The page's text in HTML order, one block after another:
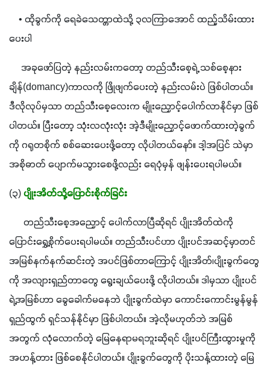
• ထိုခွက်ကို ရေခဲသေတ္တာထဲသို့ ၃လကြာအောင် ထည့်သိမ်းထား
ပေးပါ
အခုဖော်ပြတဲ့ နည်းလမ်းကတော့ တည်သီးစေ့ရဲ့ သစ်စေ့နား
ချိန်(domancy)ကာလကို ဖြိုဖျက်ပေးတဲ့ နည်းလမ်းပဲ ဖြစ်ပါတယ်။
ဒီလိုလုပ်မှသာ တည်သီးစေ့လေးက မျိုးညှောင့်ပေါက်လာနိုင်မှာ ဖြစ်
ပါတယ်။ ပြီးတော့ သုံးလလုံးလုံး အဲ့ဒီမျိုးညှောင့်ဖောက်ထားတဲ့ခွက်
ကို ဂရုတစိုက် စစ်ဆေးပေးဖို့တော့ လိုပါတယ်နော်။ ဒါ့အပြင် သဲမှာ
အစိုဓာတ် ပျောက်မသွားစေဖို့လည်း ရေပုံမှန် ဖျန်းပေးရပါမယ်။
(၃) ပျိုးအိတ်သို့ပြောင်းစိုက်ခြင်း
တည်သီးစေ့အညှောင့် ပေါက်လာပြီဆိုရင် ပျိုးအိတ်ထဲကို
ပြောင်းရွှေ့စိုက်ပေးရပါမယ်။ တည်သီးပင်ဟာ ပျိုးပင်အဆင့်မှာတင်
အမြစ်နက်နက်ဆင်းတဲ့ အပင်ဖြစ်တာကြောင့် ပျိုးအိတ်၊ပျိုးခွက်တွေ
ကို အလျားရှည်တာတွေ ရွေးချယ်ပေးဖို့ လိုပါတယ်။ ဒါမှသာ ပျိုးပင်
ရဲ့အမြစ်ဟာ ခွေခေါက်မနေဘဲ ပျိုးခွက်ထဲမှာ ကောင်းကောင်းမွန်မွန်
ရှည်ထွက် ရှင်သန်နိုင်မှာ ဖြစ်ပါတယ်။ အဲ့လိုမဟုတ်ဘဲ အမြစ်
အတွက် လုံလောက်တဲ့ မြေနေရာမရဘူးဆိုရင် ပျိုးပင်ကြီးထွားမှုကို
အဟန့်တား ဖြစ်စေနိုင်ပါတယ်။ ပျိုးခွက်တွေကို ပိုးသန့်ထားတဲ့ မြေ